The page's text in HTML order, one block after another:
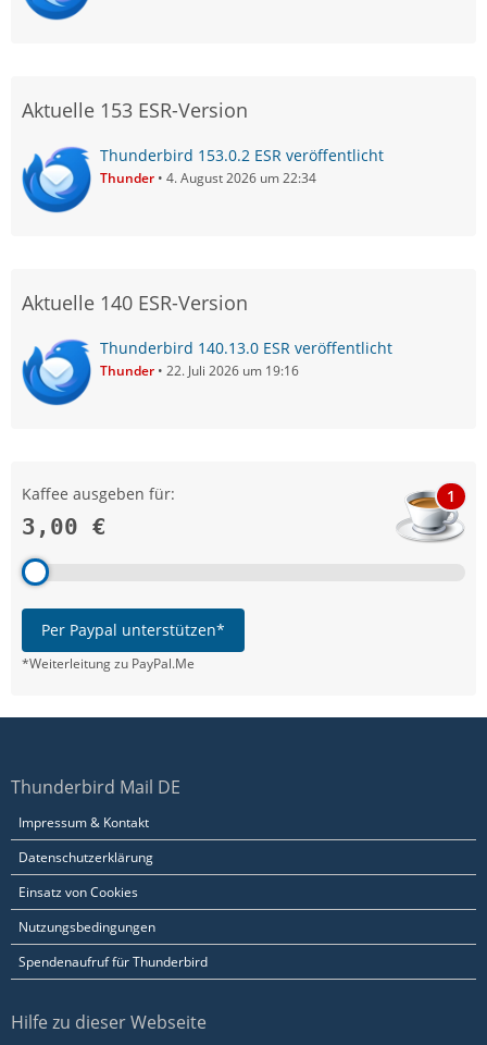
Aktuelle 153 ESR-Version
Thunderbird 153.0.2 ESR veröffentlicht
Thunder 4. August 2026 um 22:34
Aktuelle 140 ESR-Version
Thunderbird 140.13.0 ESR veröffentlicht
Thunder 22. Juli 2026 um 19:16
Kaffee ausgeben für:
3,00 €
1
Per Paypal unterstützen*
*Weiterleitung zu PayPal.Me
Thunderbird Mail DE
Impressum & Kontakt
Datenschutzerklärung
Einsatz von Cookies
Nutzungsbedingungen
Spendenaufruf für Thunderbird
Hilfe zu dieser Webseite